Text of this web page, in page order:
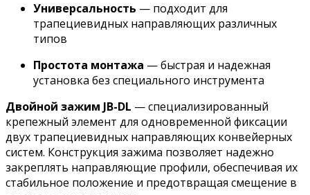
Универсальность — подходит для
трапециевидных направляющих различных
типов
Простота монтажа — быстрая и надежная
установка без специального инструмента
Двойной зажим JB-DL — специализированный
крепежный элемент для одновременной фиксации
двух трапециевидных направляющих конвейерных
систем. Конструкция зажима позволяет надежно
закреплять направляющие профили, обеспечивая их
стабильное положение и предотвращая смещение в